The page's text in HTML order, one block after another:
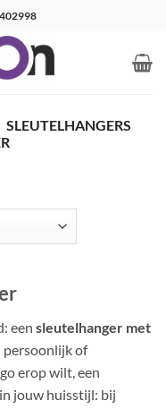
SLEUTELHANGERS
een sleutelhanger met
persoonlijk of
erop wilt, een
jouw huisstijl: bij